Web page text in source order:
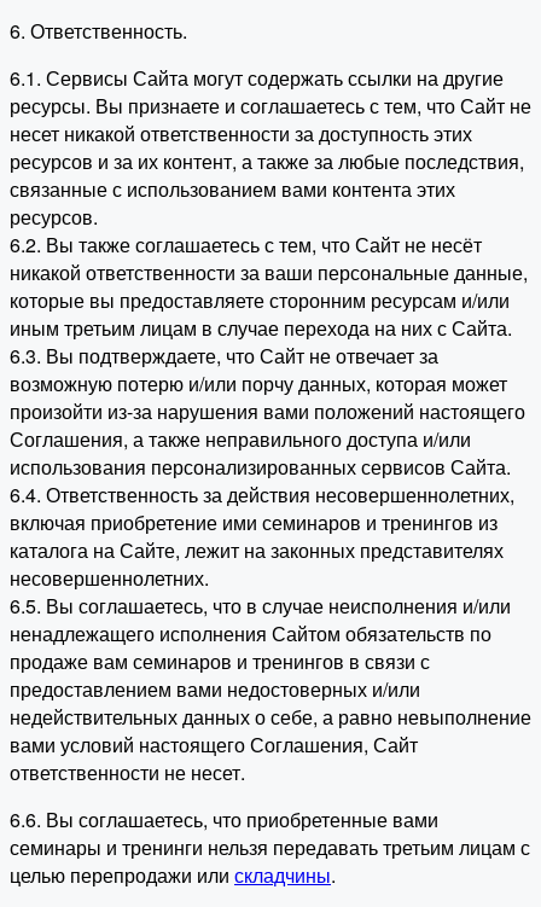
6. Ответственность.
6.1. Сервисы Сайта могут содержать ссылки на другие
ресурсы. Вы признаете и соглашаетесь с тем, что Сайт не
несет никакой ответственности за доступность этих
ресурсов и за их контент, а также за любые последствия,
связанные с использованием вами контента этих
ресурсов.
6.2. Вы также соглашаетесь с тем, что Сайт не несёт
никакой ответственности за ваши персональные данные,
которые вы предоставляете сторонним ресурсам и/или
иным третьим лицам в случае перехода на них с Сайта.
6.3. Вы подтверждаете, что Сайт не отвечает за
возможную потерю и/или порчу данных, которая может
произойти из-за нарушения вами положений настоящего
Соглашения, а также неправильного доступа и/или
использования персонализированных сервисов Сайта.
6.4. Ответственность за действия несовершеннолетних,
включая приобретение ими семинаров и тренингов из
каталога на Сайте, лежит на законных представителях
несовершеннолетних.
6.5. Вы соглашаетесь, что в случае неисполнения и/или
ненадлежащего исполнения Сайтом обязательств по
продаже вам семинаров и тренингов в связи с
предоставлением вами недостоверных и/или
недействительных данных о себе, а равно невыполнение
вами условий настоящего Соглашения, Сайт
ответственности не несет.
6.6. Вы соглашаетесь, что приобретенные вами
семинары и тренинги нельзя передавать третьим лицам с
целью перепродажи или складчины.